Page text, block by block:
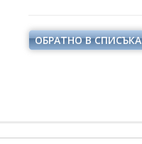
ОБРАТНО В СПИСЪКА